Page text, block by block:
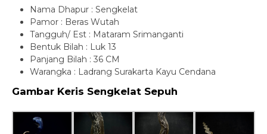
Nama Dhapur : Sengkelat
Pamor : Beras Wutah
Tangguh/ Est : Mataram Srimanganti
Bentuk Bilah : Luk 13
Panjang Bilah : 36 CM
Warangka : Ladrang Surakarta Kayu Cendana
Gambar Keris Sengkelat Sepuh